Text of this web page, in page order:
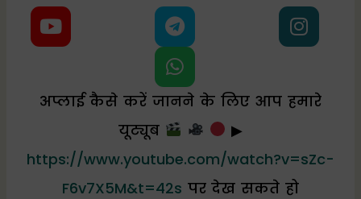
Y
o
u
u
b
T
e
l
e
g
r
a
m
I
n
s
a
g
a
m
W
h
a
t
s
a
p
p
अप्लाई कैसे करें जानने के लिए आप हमारे
यूट्यूब
▶
https://www.youtube.com/watch?v=sZc-
F6v7X5M&t=42s पर देख सकते हो